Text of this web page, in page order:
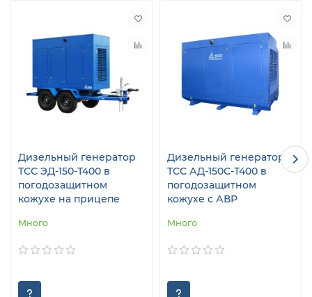
Дизельный генератор
ТСС ЭД-150-Т400 в
погодозащитном
кожухе на прицепе
Много
Дизельный генератор
ТСС АД-150С-Т400 в
погодозащитном
кожухе с АВР
Много